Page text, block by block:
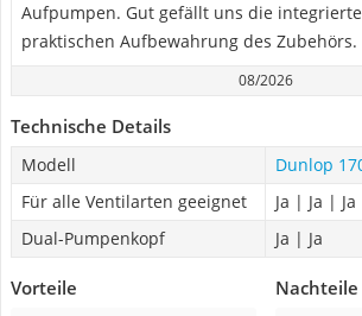
Aufpumpen. Gut gefällt uns die
praktischen Aufbewahrung des Zubehörs.
08/2026
Technische Details
Modell
Dunlop
Für alle Ventilarten geeignet
Ja | Ja | Ja
Dual-Pumpenkopf
Ja | Ja
Vorteile Nachteile